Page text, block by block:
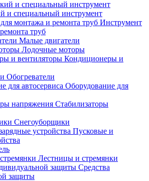
и специальный инструмент
Инструмент
труб
Малые двигатели
Лодочные моторы
Кондиционеры и
Обогреватели
Оборудование для
Стабилизаторы
Снегоуборщики
Пусковые и
Лестницы и стремянки
Средства
защиты